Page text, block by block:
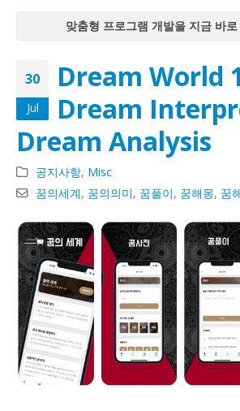
맞춤형 프로그램 개발을 지금 바
맞춤형 프로그램 개발을 지금 바로
맞춤형 프로그램 개발을 지금 바로
맞춤형 프로그램 개발을 지금 바로
30
Jul
Dream World
Dream
Dream Analysis
공지사항, Misc
꿈의세계, 꿈의의미, 꿈풀이, 꿈해몽, 꿈